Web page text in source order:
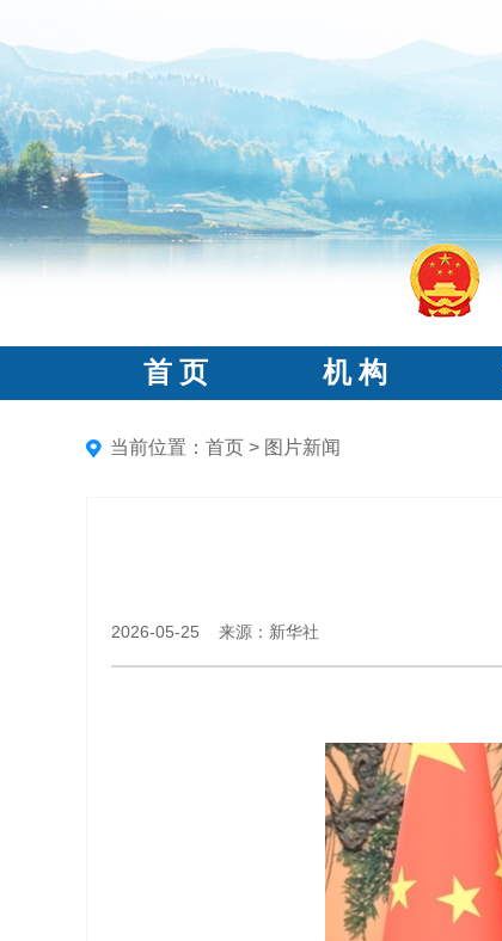
首 页 机 构
当前位置： 首页 > 图片新闻
2026-05-25 来源：新华社